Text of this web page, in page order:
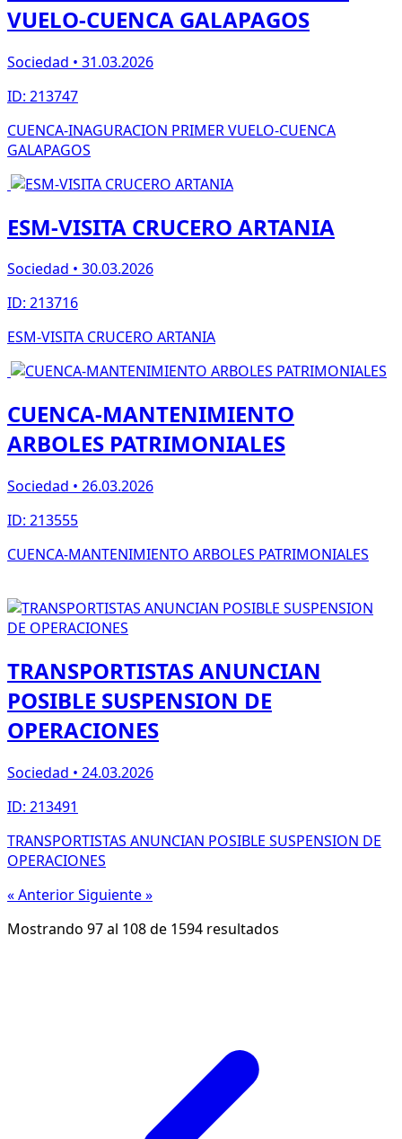
VUELO-CUENCA GALAPAGOS
Sociedad • 31.03.2026
ID: 213747
CUENCA-INAGURACION PRIMER VUELO-CUENCA
GALAPAGOS
ESM-VISITA CRUCERO ARTANIA
Sociedad • 30.03.2026
ID: 213716
ESM-VISITA CRUCERO ARTANIA
CUENCA-MANTENIMIENTO
ARBOLES PATRIMONIALES
Sociedad • 26.03.2026
ID: 213555
CUENCA-MANTENIMIENTO ARBOLES PATRIMONIALES
TRANSPORTISTAS ANUNCIAN
POSIBLE SUSPENSION DE
OPERACIONES
Sociedad • 24.03.2026
ID: 213491
TRANSPORTISTAS ANUNCIAN POSIBLE SUSPENSION DE
OPERACIONES
« AnteriorSiguiente »
Mostrando 97al 108de 1594 resultados